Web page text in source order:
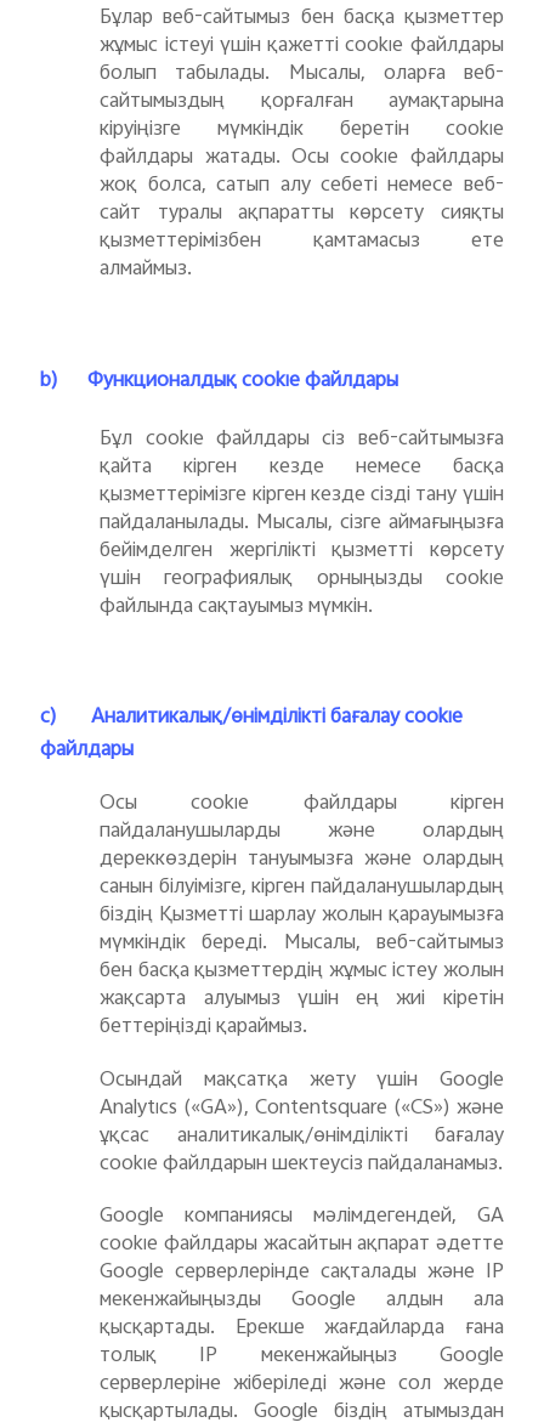
Бұлар веб-сайтымыз бен басқа қызметтер
жұмыс істеуі үшін қажетті cookie файлдары
болып табылады. Мысалы, оларға веб-
сайтымыздың қорғалған аумақтарына
кіруіңізге мүмкіндік беретін cookie
файлдары жатады. Осы cookie файлдары
жоқ болса, сатып алу себеті немесе веб-
сайт туралы ақпаратты көрсету сияқты
қызметтерімізбен қамтамасыз ете
алмаймыз.
b)
Функционалдық cookie файлдары
Бұл cookie файлдары сіз веб-сайтымызға
қайта кірген кезде немесе басқа
қызметтерімізге кірген кезде сізді тану үшін
пайдаланылады. Мысалы, сізге аймағыңызға
бейімделген жергілікті қызметті көрсету
үшін географиялық орныңызды cookie
файлында сақтауымыз мүмкін.
c)
Аналитикалық/өнімділікті бағалау cookie
файлдары
Осы cookie файлдары кірген
пайдаланушыларды және олардың
дереккөздерін тануымызға және олардың
санын білуімізге, кірген пайдаланушылардың
біздің Қызметті шарлау жолын қарауымызға
мүмкіндік береді. Мысалы, веб-сайтымыз
бен басқа қызметтердің жұмыс істеу жолын
жақсарта алуымыз үшін ең жиі кіретін
беттеріңізді қараймыз.
Осындай мақсатқа жету үшін Google
Analytics («GA»), Contentsquare («CS») және
ұқсас аналитикалық/өнімділікті бағалау
cookie файлдарын шектеусіз пайдаланамыз.
Google компаниясы мәлімдегендей, GA
cookie файлдары жасайтын ақпарат әдетте
Google серверлерінде сақталады және IP
мекенжайыңызды Google алдын ала
қысқартады. Ерекше жағдайларда ғана
толық IP мекенжайыңыз Google
серверлеріне жіберіледі және сол жерде
қысқартылады. Google біздің атымыздан